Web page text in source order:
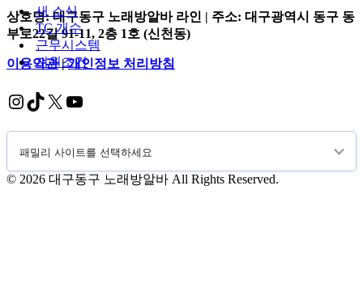
이
션
뉴
게
이
메
새 소식
TC 개수
근무시스템
지원조건
상호명: 대구동구 노래방알바 라인 | 주소: 대구광역시 동구 동
부로22길 91-11, 2층 1호 (신천동)
이용약관|개인정보 처리방침
Instagram
TikTok
X YouTube
© 2026 대구동구 노래방알바 All Rights Reserved.